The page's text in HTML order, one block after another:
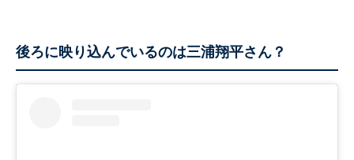
後ろに映り込んでいるのは三浦翔平さん？